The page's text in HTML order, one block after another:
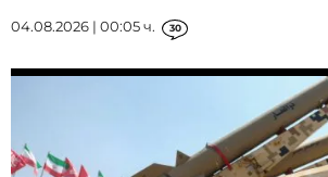
04.08.2026 | 00:05 ч. 30